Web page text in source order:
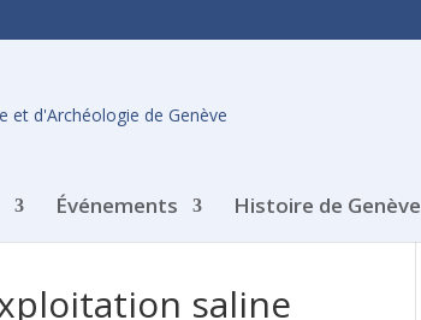
Événements Histoire de Genève
saline